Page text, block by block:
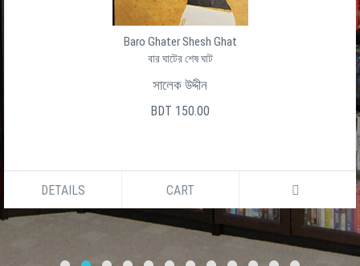
Baro Ghater Shesh Ghat
বার ঘাটের শেষ ঘাট
সালেক উদ্দীন
BDT 150.00
DETAILS CART